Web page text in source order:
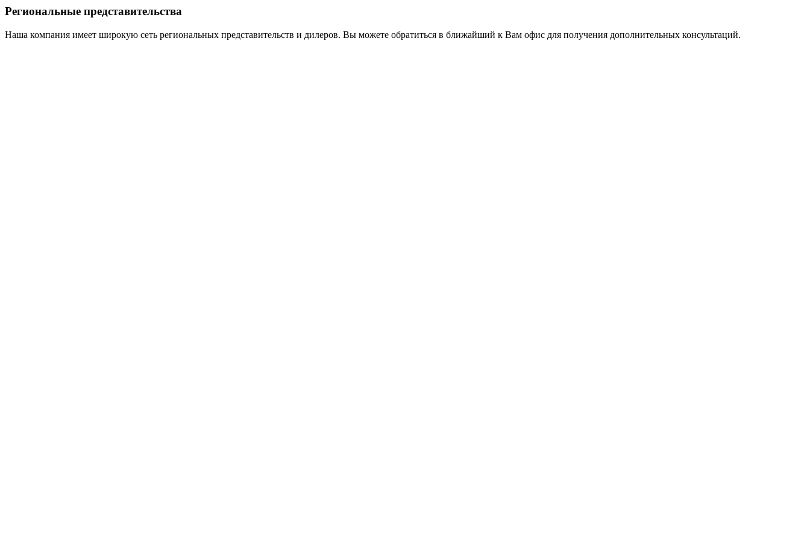
Региональные представительства
Наша компания имеет широкую сеть региональных представительств и дилеров. Вы можете обратиться в ближайший к Вам офис для получения дополнительных консультаций.